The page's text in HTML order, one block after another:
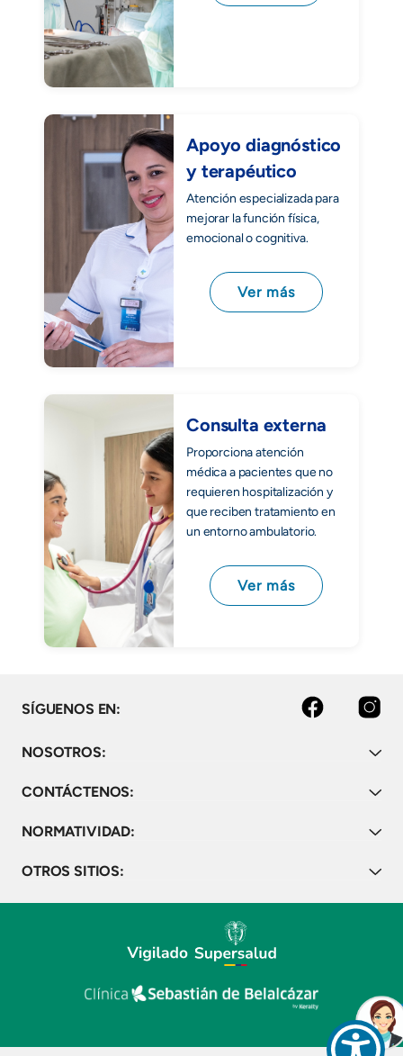
Apoyo diagnóstico
y terapéutico
Atención especializada para
mejorar la función física,
emocional o cognitiva.
Ver más
Consulta externa
Proporciona atención
médica a pacientes que no
requieren hospitalización y
que reciben tratamiento en
un entorno ambulatorio.
Ver más
SÍGUENOS EN: Facebook Instagram
NOSOTROS:
CONTÁCTENOS:
NORMATIVIDAD:
OTROS SITIOS: